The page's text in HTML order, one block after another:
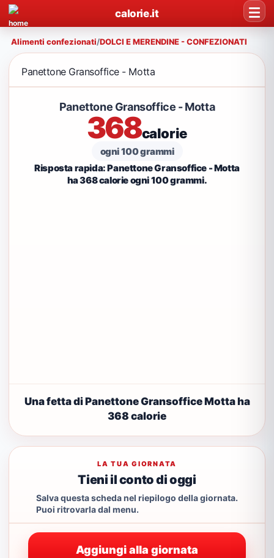
calorie.it
Alimenti confezionati/DOLCI E MERENDINE - CONFEZIONATI
Panettone Gransoffice - Motta
Panettone Gransoffice - Motta
368calorie
ogni 100 grammi
Risposta rapida: Panettone Gransoffice - Motta
ha 368 calorie ogni 100 grammi.
Una fetta di Panettone Gransoffice Motta ha
368 calorie
LA TUA GIORNATA
Tieni il conto di oggi
Salva questa scheda nel riepilogo della giornata.
Puoi ritrovarla dal menu.
Aggiungi alla giornata